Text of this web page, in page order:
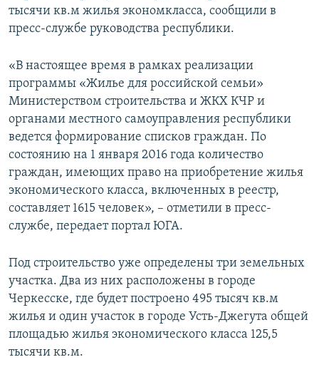
ОБЩЕСТВО
КУЛЬТУРА
СПОРТ
МИР
ГОСТЬ НЕДЕЛИ
ПОЗИЦИЯ
БЛОГИ
ГОЛОСА
ВИДЕО
ФОТО
АУДИО
ПОДКАСТЫ
АРХИВ РАДИОПРОГРАММЫ
Все сайты РСЕ/РС
тысячи кв.м жилья экономкласса, сообщили в
пресс-службе руководства республики.
«В настоящее время в рамках реализации
программы «Жилье для российской семьи»
Министерством строительства и ЖКХ КЧР и
органами местного самоуправления республики
ведется формирование списков граждан. По
состоянию на 1 января 2016 года количество
граждан, имеющих право на приобретение жилья
экономического класса, включенных в реестр,
составляет 1615 человек», – отметили в пресс-
службе, передает портал ЮГА.
Под строительство уже определены три земельных
участка. Два из них расположены в городе
Черкесске, где будет построено 495 тысяч кв.м
жилья и один участок в городе Усть-Джегута общей
площадью жилья экономического класса 125,5
тысячи кв.м.